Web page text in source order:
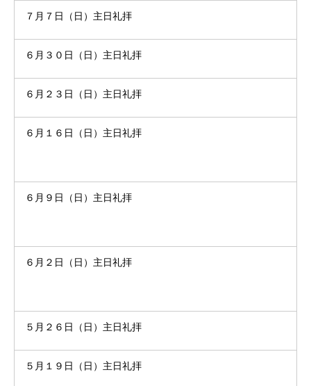
７月７日（日）主日礼拝
６月３０日（日）主日礼拝
６月２３日（日）主日礼拝
６月１６日（日）主日礼拝
６月９日（日）主日礼拝
６月２日（日）主日礼拝
５月２６日（日）主日礼拝
５月１９日（日）主日礼拝